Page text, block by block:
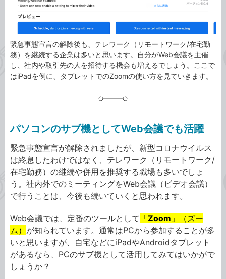
緊急事態宣言の解除後も、テレワーク（リモートワーク/在宅勤
務）を継続する企業は多いと思います。自分がWeb会議を主催
し、社内や取引先の人を招待する機会も増えるでしょう。ここで
はiPadを例に、タブレットでのZoomの使い方を見ていきます。
パソコンのサブ機としてWeb会議でも活躍
緊急事態宣言が解除されましたが、新型コロナウイルス
は終息したわけではなく、テレワーク（リモートワーク/
在宅勤務）の継続や併用を推奨する職場も多いでしょ
う。社内外でのミーティングをWeb会議（ビデオ会議）
で行うことは、今後も続いていくと思われます。
Web会議では、定番のツールとして 「Zoom 」（ズー
ム） が知られています。通常はPCから参加することが多
いと思いますが、自宅などにiPadやAndroidタブレット
があるなら、PCのサブ機として活用してみてはいかがで
しょうか？